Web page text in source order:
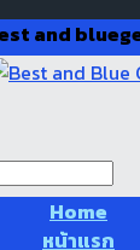
and
Home
หน้าแรก